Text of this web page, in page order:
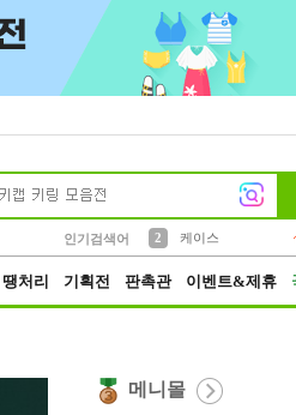
인기검색어
2
케이스
땡처리 기획전 판촉관 이벤트&제휴
메니몰